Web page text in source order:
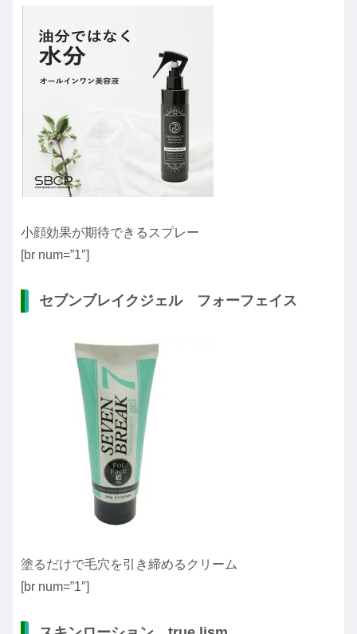
小顔効果が期待できるスプレー
[br num=”1″]
セブンブレイクジェル フォーフェイス
塗るだけで毛穴を引き締めるクリーム
[br num=”1″]